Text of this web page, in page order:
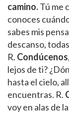
camino.Tú me
conoces
sabes mis
descanso,
R.
lejos de ti?
hasta el cielo,
encuentras. R.
voy en alas de